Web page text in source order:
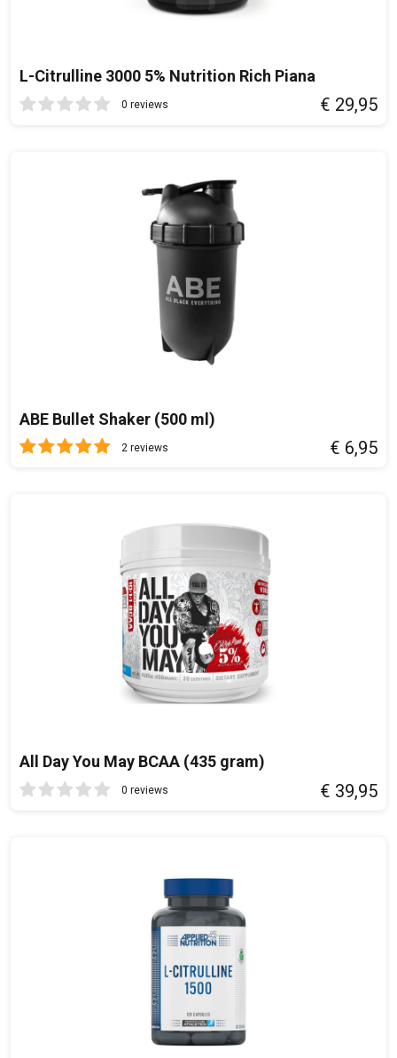
L-Citrulline 3000 5% Nutrition Rich Piana
0 reviews € 29,95
ABE Bullet Shaker (500 ml)
2 reviews € 6,95
All Day You May BCAA (435 gram)
0 reviews € 39,95